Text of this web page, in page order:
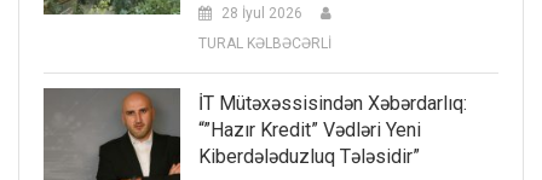
28 İyul 2026
TURAL KƏLBƏCƏRLİ
İT Mütəxəssisindən Xəbərdarlıq:
“”Hazır Kredit” Vədləri Yeni
Kiberdələduzluq Tələsidir”